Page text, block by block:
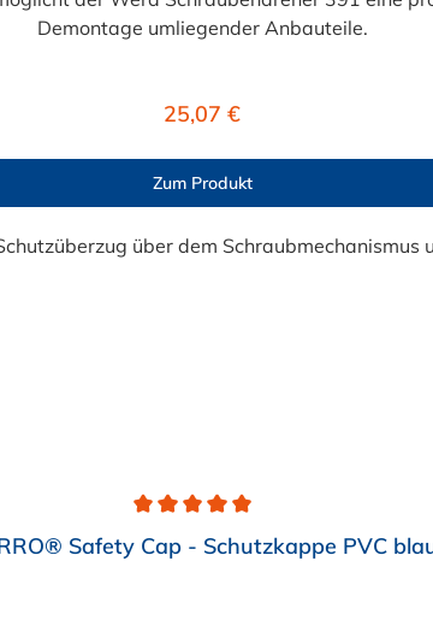
Demontage umliegender Anbauteile.
Regulärer Preis:
25,07 €
Zum Produkt
Safety Cap - Schutzkappe PVC